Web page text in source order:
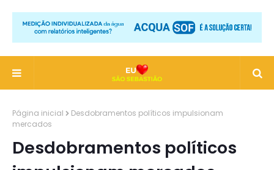
Página inicial
Desdobramentos políticos impulsionam
mercados
Desdobramentos políticos